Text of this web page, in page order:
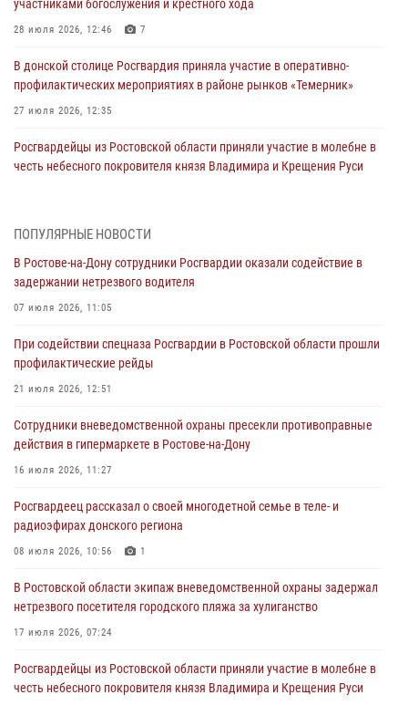
участниками богослужения и крестного хода
28 июля 2026, 12:46 7
В донской столице Росгвардия приняла участие в оперативно-
профилактических мероприятиях в районе рынков «Темерник»
27 июля 2026, 12:35
Росгвардейцы из Ростовской области приняли участие в молебне в
честь небесного покровителя князя Владимира и Крещения Руси
При содействии спецназа Росгвардии в Ростовской области прошли
21 июля 2026, 12:51
В Ростовской области экипаж вневедомственной охраны задержал
17 июля 2026, 07:24
Сотрудники вневедомственной охраны пресекли противоправные
16 июля 2026, 11:27
Конкурс профессионального мастерства взрывотехников прошел в
15 июля 2026, 06:39
ПОПУЛЯРНЫЕ НОВОСТИ
В Ростове-на-Дону сотрудники Росгвардии оказали содействие в
задержании нетрезвого водителя
07 июля 2026, 11:05
При содействии спецназа Росгвардии в Ростовской области прошли
профилактические рейды
21 июля 2026, 12:51
Сотрудники вневедомственной охраны пресекли противоправные
действия в гипермаркете в Ростове-на-Дону
16 июля 2026, 11:27
Росгвардеец рассказал о своей многодетной семье в теле- и
радиоэфирах донского региона
08 июля 2026, 10:56 1
В Ростовской области экипаж вневедомственной охраны задержал
нетрезвого посетителя городского пляжа за хулиганство
17 июля 2026, 07:24
Росгвардейцы из Ростовской области приняли участие в молебне в
честь небесного покровителя князя Владимира и Крещения Руси